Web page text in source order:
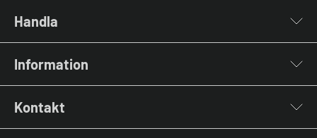
Handla
Laddkablar
Kabelhållare
Stolpar & Fästen
Information
Lastbalansering
Grön teknik bidrag
Kontakt